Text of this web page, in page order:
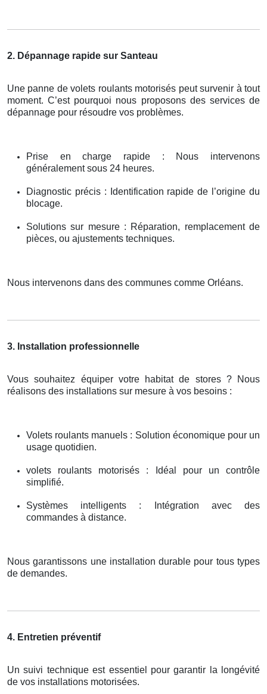
2. Dépannage rapide sur Santeau
Une panne de volets roulants motorisés peut survenir à tout
moment. C’est pourquoi nous proposons des services de
dépannage pour résoudre vos problèmes.
Prise en charge rapide : Nous intervenons
généralement sous 24 heures.
Diagnostic précis : Identification rapide de l’origine du
blocage.
Solutions sur mesure : Réparation, remplacement de
pièces, ou ajustements techniques.
Nous intervenons dans des communes comme Orléans.
3. Installation professionnelle
Vous souhaitez équiper votre habitat de stores ? Nous
réalisons des installations sur mesure à vos besoins :
Volets roulants manuels : Solution économique pour un
usage quotidien.
volets roulants motorisés : Idéal pour un contrôle
simplifié.
Systèmes intelligents : Intégration avec des
commandes à distance.
Nous garantissons une installation durable pour tous types
de demandes.
4. Entretien préventif
Un suivi technique est essentiel pour garantir la longévité
de vos installations motorisées.